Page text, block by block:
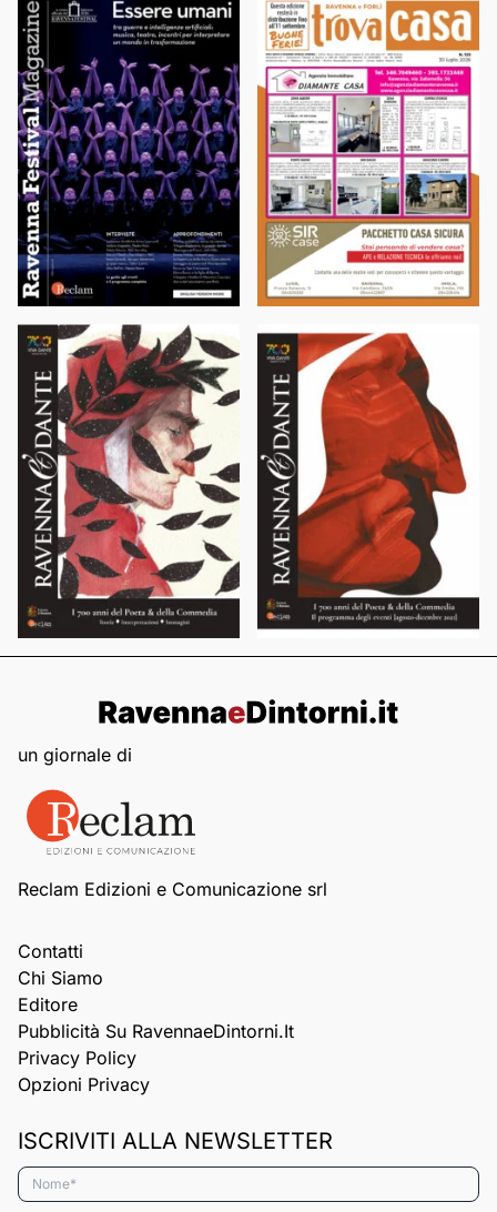
un giornale di
Reclam Edizioni e Comunicazione srl
Contatti
Chi Siamo
Editore
Pubblicità Su RavennaeDintorni.it
Privacy Policy
Opzioni Privacy
ISCRIVITI ALLA NEWSLETTER
Nome*